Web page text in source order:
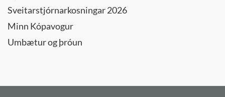
Sveitarstjórnarkosningar 2026
Minn Kópavogur
Umbætur og þróun